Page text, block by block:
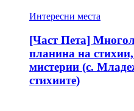
Интересни места
[Част Пета]
планина на
мистерии (с.
стихиите)